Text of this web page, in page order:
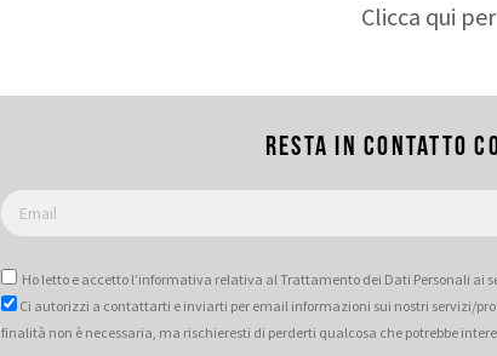
Clicca qui
Resta in contatto
Ho letto e accetto l’informativa relativa al Trattamento dei Dati Personali ai
Ci autorizzi a contattarti e inviarti per email informazioni sui nostri servizi/
finalità non è necessaria, ma rischieresti di perderti qualcosa che potrebbe